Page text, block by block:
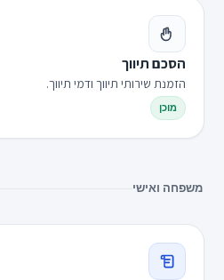
הסכם תיווך
הזמנת שירותי תיווך ודמי תיווך.
מוכן
משפחה ואישי